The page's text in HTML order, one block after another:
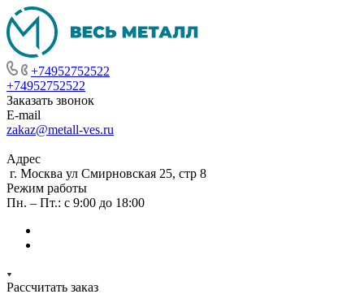
+74952752522
+74952752522
Заказать звонок
E-mail
zakaz@metall-ves.ru
Адрес
г. Москва ул Смирновская 25, стр 8
Режим работы
Пн. – Пт.: с 9:00 до 18:00
Рассчитать заказ